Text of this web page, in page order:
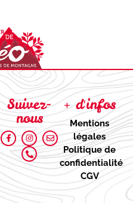
Suivez-
nous
+ d'infos
Mentions
légales
Politique de
confidentialité
CGV